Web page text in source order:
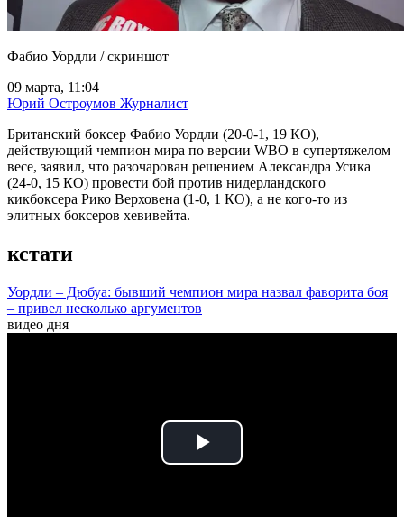
Фабио Уордли / скриншот
09 марта, 11:04
Юрий Остроумов Журналист
Британский боксер Фабио Уордли (20-0-1, 19 КО),
действующий чемпион мира по версии WBO в супертяжелом
весе, заявил, что разочарован решением Александра Усика
(24-0, 15 КО) провести бой против нидерландского
кикбоксера Рико Верховена (1-0, 1 КО), а не кого-то из
элитных боксеров хевивейта.
кстати
Уордли – Дюбуа: бывший чемпион мира назвал фаворита боя
– привел несколько аргументов
видео дня
Play